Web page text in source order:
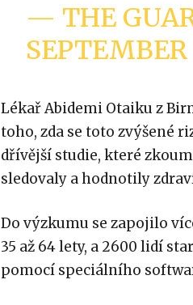
— THE
Lékař Abidemi Otaiku z
toho, zda se toto zvýšené
dřívější studie, které
sledovaly a hodnotily
Do výzkumu se zapojilo
35 až 64 lety, a 2600 lidí
pomocí speciálního